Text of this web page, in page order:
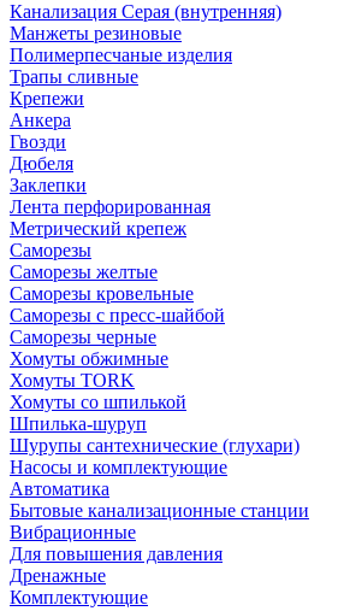
Канализация Серая (внутренняя)
Манжеты резиновые
Полимерпесчаные изделия
Трапы сливные
Крепежи
Анкера
Гвозди
Дюбеля
Заклепки
Лента перфорированная
Метрический крепеж
Саморезы
Саморезы желтые
Саморезы кровельные
Саморезы с пресс-шайбой
Саморезы черные
Хомуты обжимные
Хомуты TORK
Хомуты со шпилькой
Шпилька-шуруп
Шурупы сантехнические (глухари)
Насосы и комплектующие
Автоматика
Бытовые канализационные станции
Вибрационные
Для повышения давления
Дренажные
Комплектующие